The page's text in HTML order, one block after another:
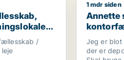
virtuelt kontor eller
Viuf m.fl.
/
Annette
1 mdr siden
Annette
Jeg er blot
der er